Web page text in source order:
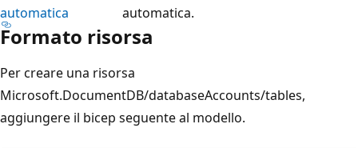
automatica
automatica.
Formato risorsa
Per creare una risorsa
Microsoft.DocumentDB/databaseAccounts/tables,
aggiungere il bicep seguente al modello.